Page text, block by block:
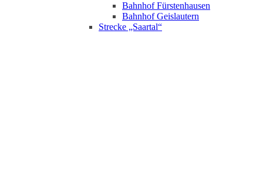
Bahnhof Fürstenhausen
Bahnhof Geislautern
Strecke „Saartal“